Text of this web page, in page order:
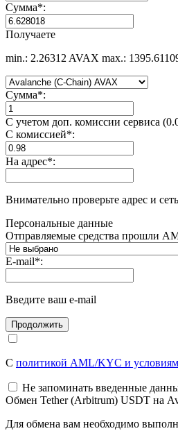
Сумма*:
Получаете
min.: 2.26312 AVAX max.:
Сумма*:
С учетом доп. комиссии сервиса
С комиссией*:
На адрес*:
Внимательно проверьте адрес и
Персональные данные
Отправляемые средства прошли
E-mail*:
Введите ваш e-mail
С политикой AML/KYC и
Не запоминать введенные
Обмен Tether (Arbitrum) USDT на
Для обмена вам необходимо